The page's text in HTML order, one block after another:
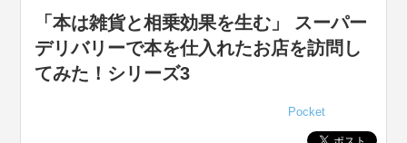
「本は雑貨と相乗効果を生む」 スーパー
デリバリーで本を仕入れたお店を訪問し
てみた！シリーズ3
Pocket